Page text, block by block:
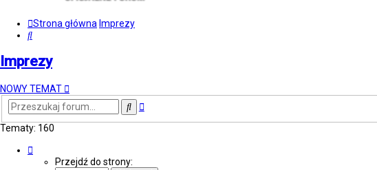
Strona główna Imprezy
Szukaj
Imprezy
NOWY TEMAT
SzukajWyszukiwanie
zaawansowane
Tematy: 160
Przejdź do strony: